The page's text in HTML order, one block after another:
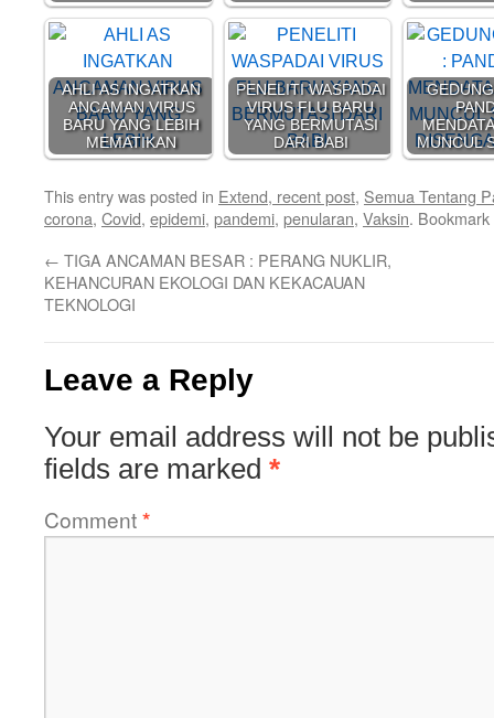
AHLI AS INGATKAN
ANCAMAN VIRUS
BARU YANG LEBIH
MEMATIKAN
PENELITI WASPADAI
VIRUS FLU BARU
YANG BERMUTASI
DARI BABI
MUNCUL
This entry was posted in Extend, recent post, Semua Tentang
corona, Covid, epidemi, pandemi, penularan, Vaksin.
← TIGA ANCAMAN BESAR : PERANG NUKLIR,
KEHANCURAN EKOLOGI DAN KEKACAUAN
TEKNOLOGI
Leave a Reply
Your email address will not be
fields are marked *
Comment*